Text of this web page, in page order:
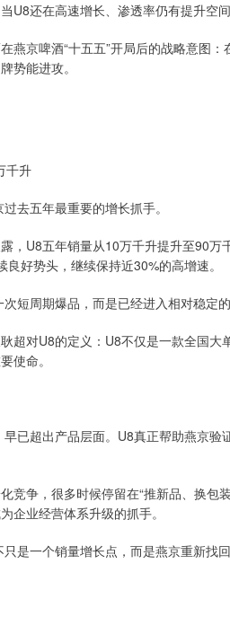
U8还在高速增长、渗透率仍有提升空
燕京啤酒“十五五”开局后的战略意图
势能进攻。
千升
去五年最重要的增长抓手。
，U8五年销量从10万千升提升至90
好势头，继续保持近30%的高增速。
短周期爆品，而是已经进入相对稳定的
超对U8的定义：U8不仅是一款全国
使命。
已超出产品层面。U8真正帮助燕京验
竞争，很多时候停留在“推新品、换
企业经营体系升级的抓手。
是一个销量增长点，而是燕京重新找